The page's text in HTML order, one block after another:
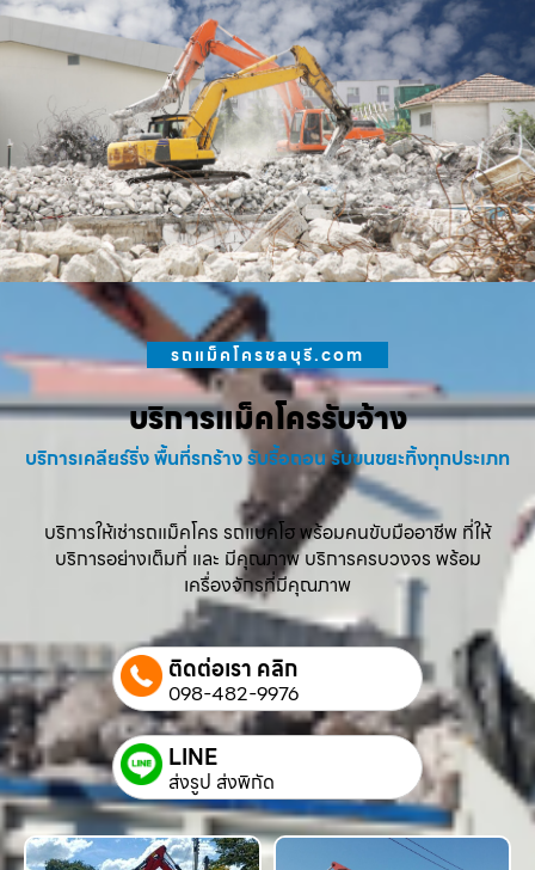
รถแม็คโครชลบุรี.com
บริการแม็คโครรับจ้าง
บริการเคลียร์ริ่ง พื้นที่รกร้าง รับรื้อถอน รับขนขยะทิ้งทุกประเภท
บริการให้เช่ารถแม็คโคร รถแบคโฮ พร้อมคนขับมืออาชีพ ที่ให้
บริการอย่างเต็มที่ และ มีคุณภาพ บริการครบวงจร พร้อม
เครื่องจักรที่มีคุณภาพ
ติดต่อเรา คลิก
098-482-9976
LINE
ส่งรูป ส่งพิกัด